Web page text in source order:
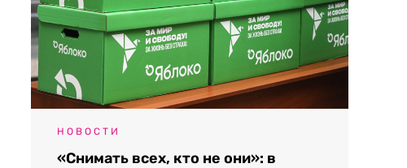
НОВОСТИ
«Снимать всех, кто не они»: в